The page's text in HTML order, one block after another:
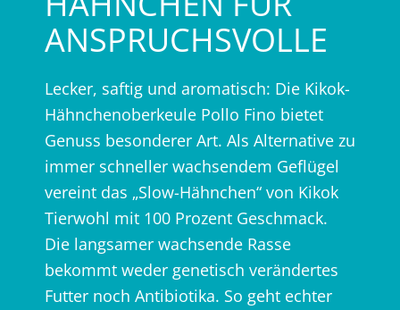
ANSPRUCHSVOLLE
Lecker, saftig und aromatisch: Die Kikok-
Hähnchenoberkeule Pollo Fino bietet
Genuss besonderer Art. Als Alternative zu
immer schneller wachsendem Geflügel
vereint das „Slow-Hähnchen“ von Kikok
Tierwohl mit 100 Prozent Geschmack.
Die langsamer wachsende Rasse
bekommt weder genetisch verändertes
Futter noch Antibiotika. So geht echter